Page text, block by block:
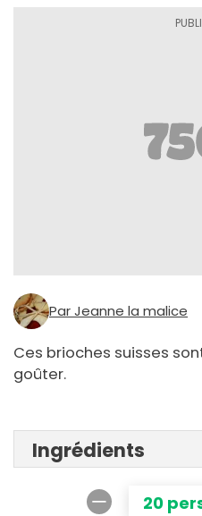
Par Jeanne la malice
Ces brioches suisses
goûter.
Ingrédients
20